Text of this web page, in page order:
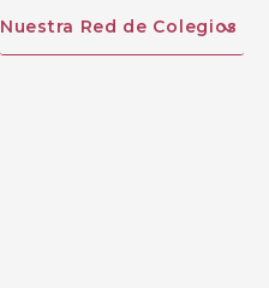
Nuestra Red de Colegios